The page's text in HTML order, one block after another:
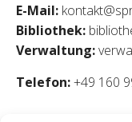
E-Mail:
Bibliothek:
Verwaltung:
Telefon:+49 160